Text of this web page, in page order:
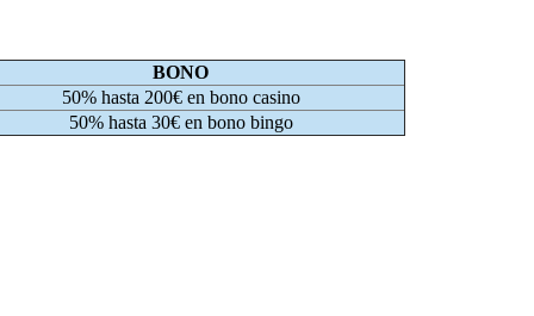
BONO
50% hasta 200€ en bono casino
50% hasta 30€ en bono bingo